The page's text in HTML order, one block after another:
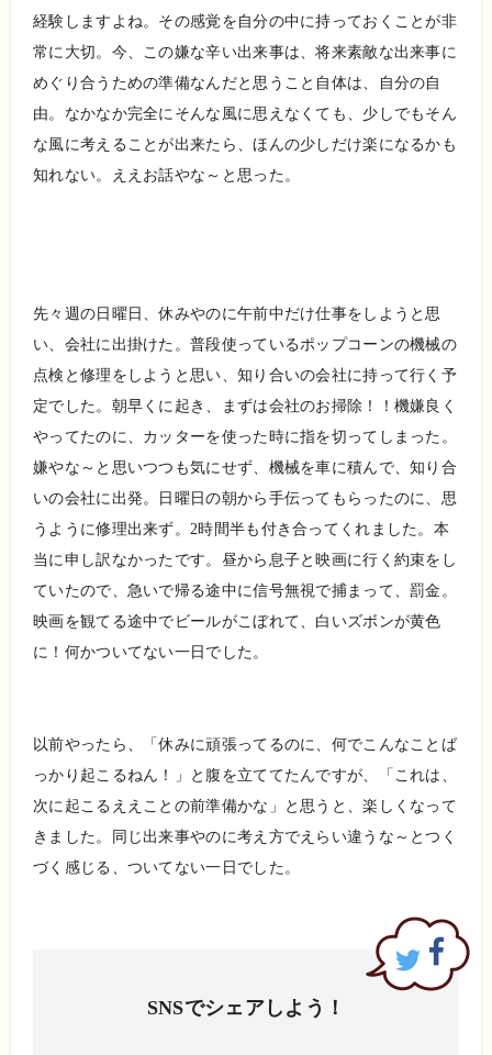
経験しますよね。その感覚を自分の中に持っておくことが非
常に大切。今、この嫌な辛い出来事は、将来素敵な出来事に
めぐり合うための準備なんだと思うこと自体は、自分の自
由。なかなか完全にそんな風に思えなくても、少しでもそん
な風に考えることが出来たら、ほんの少しだけ楽になるかも
知れない。ええお話やな～と思った。
先々週の日曜日、休みやのに午前中だけ仕事をしようと思
い、会社に出掛けた。普段使っているポップコーンの機械の
点検と修理をしようと思い、知り合いの会社に持って行く予
定でした。朝早くに起き、まずは会社のお掃除！！機嫌良く
やってたのに、カッターを使った時に指を切ってしまった。
嫌やな～と思いつつも気にせず、機械を車に積んで、知り合
いの会社に出発。日曜日の朝から手伝ってもらったのに、思
うように修理出来ず。2時間半も付き合ってくれました。本
当に申し訳なかったです。昼から息子と映画に行く約束をし
ていたので、急いで帰る途中に信号無視で捕まって、罰金。
映画を観てる途中でビールがこぼれて、白いズボンが黄色
に！何かついてない一日でした。
以前やったら、「休みに頑張ってるのに、何でこんなことば
っかり起こるねん！」と腹を立ててたんですが、「これは、
次に起こるええことの前準備かな」と思うと、楽しくなって
きました。同じ出来事やのに考え方でえらい違うな～とつく
づく感じる、ついてない一日でした。
SNSでシェアしよう！